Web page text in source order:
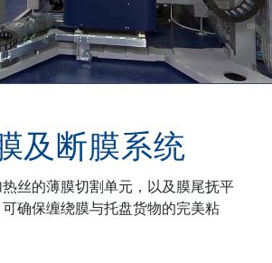
及断膜系统
丝的薄膜切割单元，以及膜尾抚平
确保缠绕膜与托盘货物的完美粘